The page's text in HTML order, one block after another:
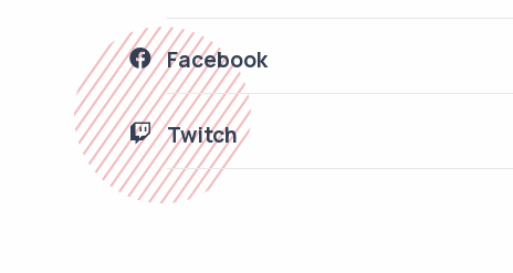
Facebook
Twitch